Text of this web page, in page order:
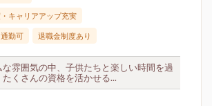
キャリアアップ充実
勤可 退職金制度あり
雰囲気の中、子供たちと楽しい時間を過
たくさんの資格を活かせる...